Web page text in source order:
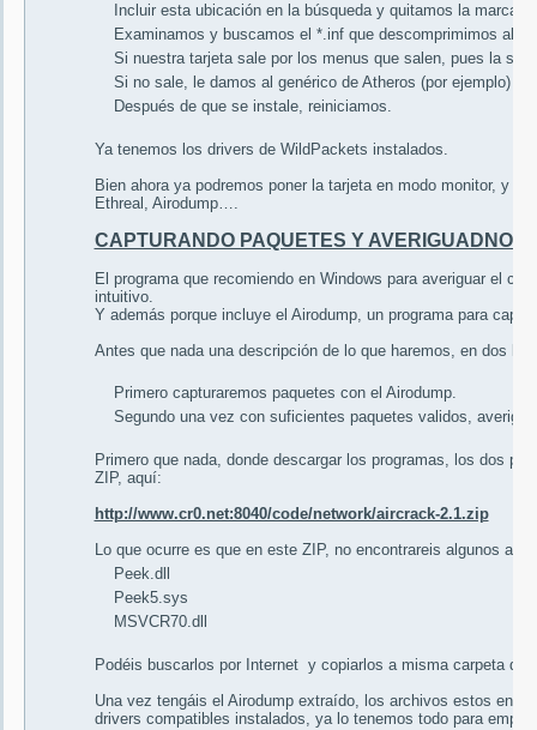
Incluir esta ubicación en la búsqueda y quitamos la marca
Examinamos y buscamos el *.inf que descomprimimos al
Si nuestra tarjeta sale por los menus que salen, pues la
Si no sale, le damos al genérico de Atheros (por ejemplo)
Después de que se instale, reiniciamos.
Ya tenemos los drivers de WildPackets instalados.
Bien ahora ya podremos poner la tarjeta en modo monitor, y
Ethreal, Airodump….
CAPTURANDO PAQUETES Y AVERIGUADNO
El programa que recomiendo en Windows para averiguar el
intuitivo.
Y además porque incluye el Airodump, un programa para
Antes que nada una descripción de lo que haremos, en dos
Primero capturaremos paquetes con el Airodump.
Segundo una vez con suficientes paquetes validos,
Primero que nada, donde descargar los programas, los dos
ZIP, aquí:
http://www.cr0.net:8040/code/network/aircrack-2.1.zip
Lo que ocurre es que en este ZIP, no encontrareis algunos
Peek.dll
Peek5.sys
MSVCR70.dll
Podéis buscarlos por Internet y copiarlos a misma carpeta
Una vez tengáis el Airodump extraído, los archivos estos en
drivers compatibles instalados, ya lo tenemos todo para